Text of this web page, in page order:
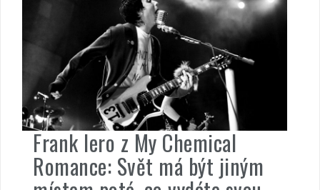
Frank Iero z My Chemical
Romance: Svět má být jiným